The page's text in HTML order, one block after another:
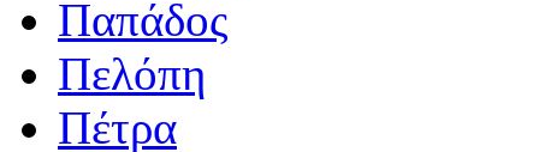
Παπάδος
Πελόπη
Πέτρα